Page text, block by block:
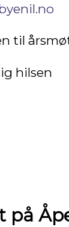
til
hilsen
på